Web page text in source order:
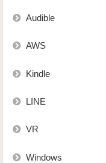
Audible
AWS
Kindle
LINE
VR
Windows